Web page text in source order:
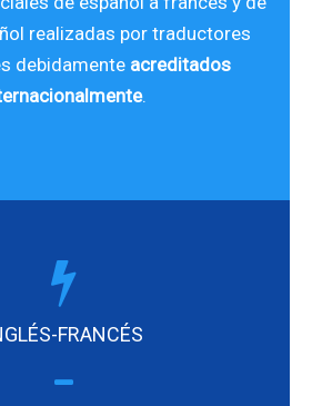
realizadas por traductores
debidamente acreditados
.
FRANCÉS